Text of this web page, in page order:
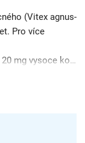
(Vitex agnus-
Pro více
Každá žvýkací tableta Yarilo® PRL obsahuje 20 mg vysoce koncentrovaného sušeného extraktu z plodu drmku obecné ...